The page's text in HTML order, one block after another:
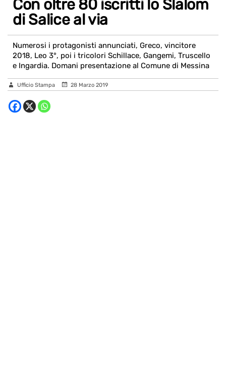
Con oltre 80 iscritti lo Slalom
di Salice al via
Numerosi i protagonisti annunciati, Greco, vincitore
2018, Leo 3°, poi i tricolori Schillace, Gangemi, Truscello
e Ingardia. Domani presentazione al Comune di Messina
Ufficio Stampa 28 Marzo 2019